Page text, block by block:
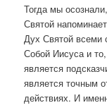
Тогда мы
Святой
Дух Святой всеми
Собой Иисуса и
является
является точным
действиях. И